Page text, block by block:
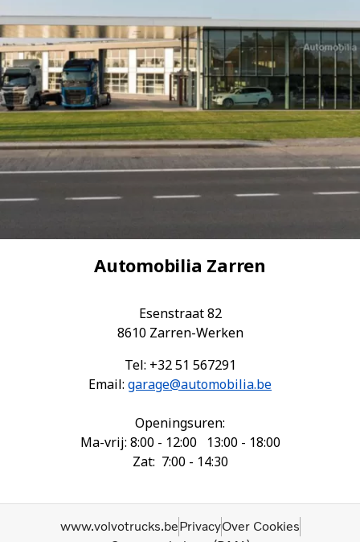
Automobilia Zarren
Esenstraat 82
8610 Zarren-Werken
Tel: +32 51 567291
Email: garage@automobilia.be
Openingsuren:
Ma-vrij: 8:00 - 12:00 13:00 - 18:00
Zat: 7:00 - 14:30
www.volvotrucks.bePrivacyOver Cookies